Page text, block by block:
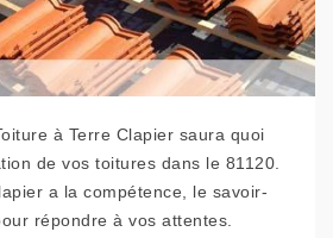
à Terre Clapier saura quoi
de vos toitures dans le 81120.
a la compétence, le savoir-
répondre à vos attentes.